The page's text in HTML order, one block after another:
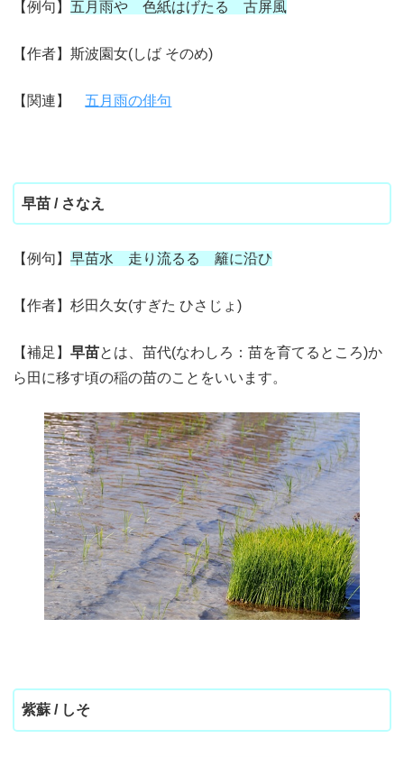
【例句】 五月雨や 色紙はげたる 古屏風
【作者】斯波園女(しば そのめ)
【関連】 五月雨の俳句
早苗 / さなえ
【例句】早苗水 走り流るる 籬に沿ひ
【作者】杉田久女(すぎた ひさじょ)
【補足】早苗とは、苗代(なわしろ：苗を育てるところ)か
ら田に移す頃の稲の苗のことをいいます。
紫蘇 / しそ